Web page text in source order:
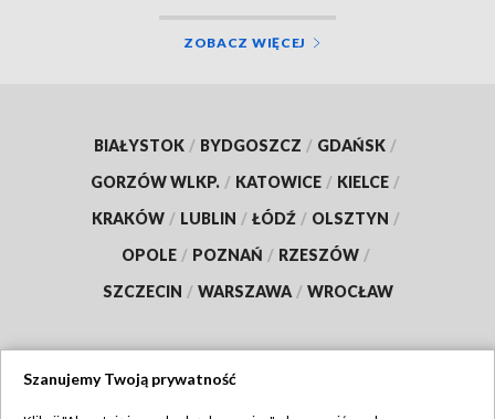
ZOBACZ WIĘCEJ
BIAŁYSTOK / BYDGOSZCZ / GDAŃSK /
GORZÓW WLKP. / KATOWICE / KIELCE /
KRAKÓW / LUBLIN / ŁÓDŹ / OLSZTYN /
OPOLE / POZNAŃ / RZESZÓW /
SZCZECIN / WARSZAWA / WROCŁAW
Szanujemy Twoją prywatność